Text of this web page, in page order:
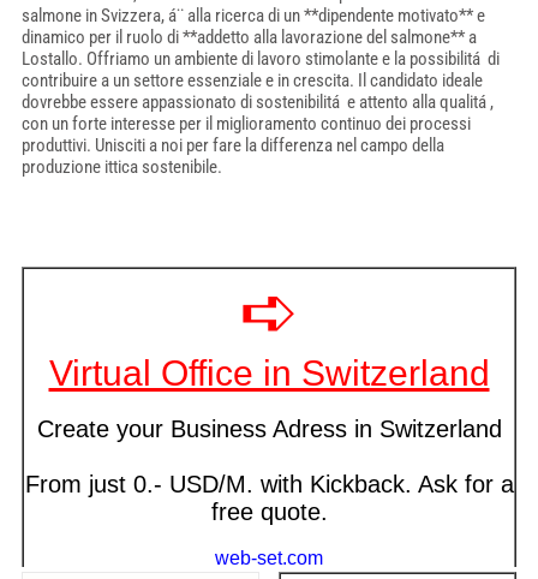
salmone in Svizzera, á¨ alla ricerca di un **dipendente motivato** e
dinamico per il ruolo di **addetto alla lavorazione del salmone** a
Lostallo. Offriamo un ambiente di lavoro stimolante e la possibilitá di
contribuire a un settore essenziale e in crescita. Il candidato ideale
dovrebbe essere appassionato di sostenibilitá e attento alla qualitá ,
con un forte interesse per il miglioramento continuo dei processi
produttivi. Unisciti a noi per fare la differenza nel campo della
produzione ittica sostenibile.